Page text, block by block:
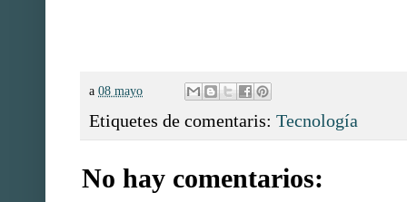
a 08 mayo
Etiquetes de comentaris: Tecnología
No hay comentarios: